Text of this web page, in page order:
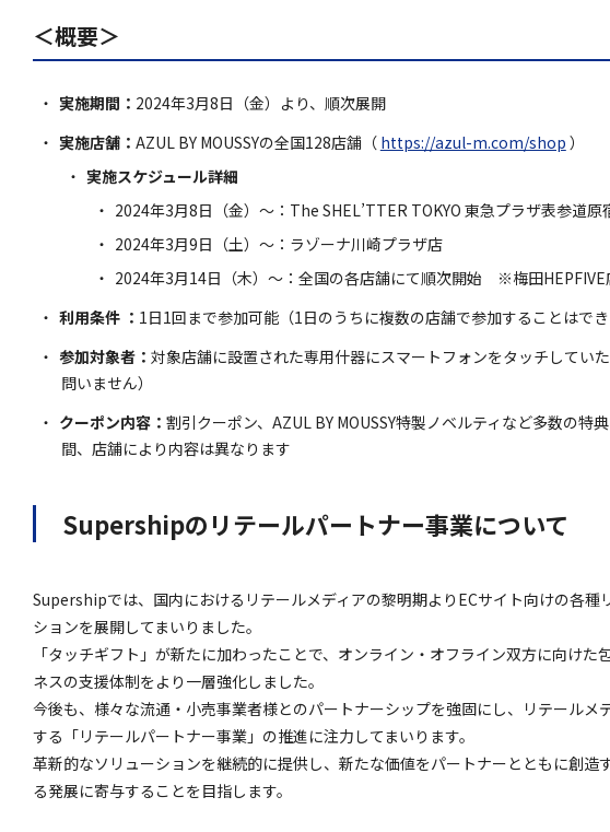
＜概要＞
実施期間： 2024年3月8日（金）より、順次展開
実施店舗： AZUL BY MOUSSYの全国128店舗（ https://azul-m.com/shop ）
実施スケジュール詳細
2024年3月8日（金）〜：The SHEL’TTER TOKYO 東急プラザ表参道原
2024年3月9日（土）〜：ラゾーナ川崎プラザ店
2024年3月14日（木）〜：全国の各店舗にて順次開始 ※梅田HEPFIVE
利用条件 ： 1日1回まで参加可能（1日のうちに複数の店舗で参加することはでき
参加対象者： 対象店舗に設置された専用什器にスマートフォンをタッチしてい
問いません）
クーポン内容： 割引クーポン、AZUL BY MOUSSY特製ノベルティなど多数の特
間、店舗により内容は異なります
Supershipのリテールパートナー事業について
Supershipでは、国内におけるリテールメディアの黎明期よりECサイト向けの各種
ションを展開してまいりました。
「タッチギフト」が新たに加わったことで、オンライン・オフライン双方に向けた
ネスの支援体制をより一層強化しました。
今後も、様々な流通・小売事業者様とのパートナーシップを強固にし、リテールメ
する「リテールパートナー事業」の推進に注力してまいります。
革新的なソリューションを継続的に提供し、新たな価値をパートナーとともに創造
る発展に寄与することを目指します。